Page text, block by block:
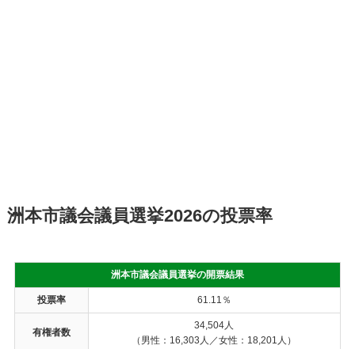
洲本市議会議員選挙2026の投票率
洲本市議会議員選挙の開票結果
投票率 61.11％
有権者数
34,504人
（男性：16,303人／女性：18,201人）